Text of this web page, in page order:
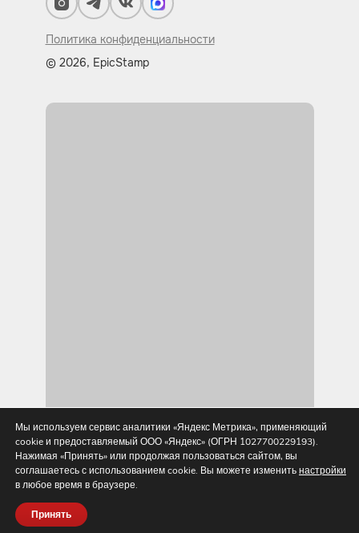
Политика конфиденциальности
© 2026, EpicStamp
Посмотреть на карте Кемерова
Найти проезд до ЭпикШтамп, компания по
изготовлению сургучных печатей и
пломбираторов
Мы используем сервис аналитики «Яндекс Метрика», применяющий
cookie и предоставляемый ООО «Яндекс» (ОГРН 1027700229193).
Нажимая «Принять» или продолжая пользоваться сайтом, вы
соглашаетесь с использованием cookie. Вы можете изменитьнастройки
в любое время в браузере.
Принять